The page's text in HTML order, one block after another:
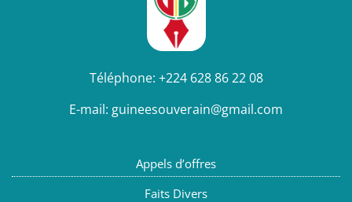
Téléphone: +224 628 86 22 08
E-mail: guineesouverain@gmail.com
Appels d’offres
Faits Divers